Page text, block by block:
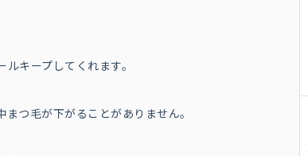
キープしてくれます。
つ毛が下がることがありません。